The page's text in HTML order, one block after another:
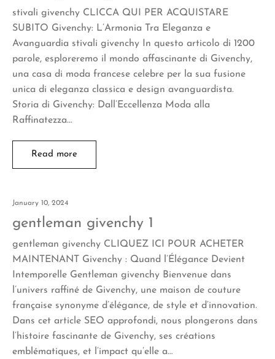
stivali givenchy CLICCA QUI PER ACQUISTARE
SUBITO Givenchy: L’Armonia Tra Eleganza e
Avanguardia stivali givenchy In questo articolo di 1200
parole, esploreremo il mondo affascinante di Givenchy,
una casa di moda francese celebre per la sua fusione
unica di eleganza classica e design avanguardista.
Storia di Givenchy: Dall’Eccellenza Moda alla
Raffinatezza…
Read more
January 10, 2024
gentleman givenchy 1
gentleman givenchy CLIQUEZ ICI POUR ACHETER
MAINTENANT Givenchy : Quand l’Élégance Devient
Intemporelle Gentleman givenchy Bienvenue dans
l’univers raffiné de Givenchy, une maison de couture
française synonyme d’élégance, de style et d’innovation.
Dans cet article SEO approfondi, nous plongerons dans
l’histoire fascinante de Givenchy, ses créations
emblématiques, et l’impact qu’elle a…